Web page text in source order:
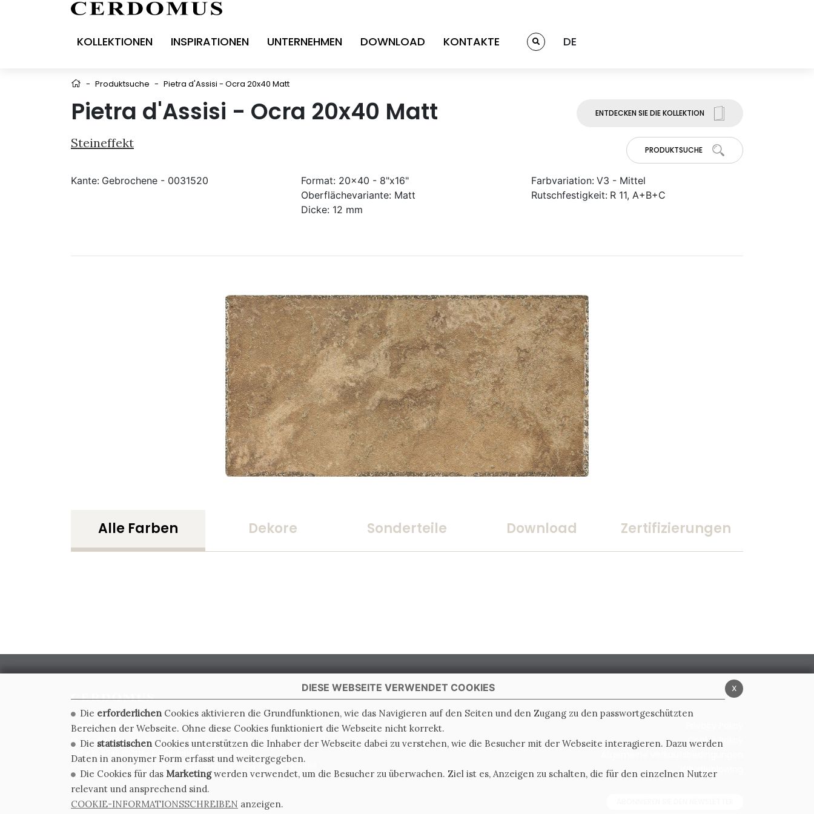
KOLLEKTIONEN INSPIRATIONEN UNTERNEHMEN DOWNLOAD KONTAKTE DE
- Produktsuche - Pietra d'Assisi - Ocra 20x40 Matt
Pietra d'Assisi - Ocra 20x40 Matt
Steineffekt
ENTDECKEN SIE DIE KOLLEKTION
PRODUKTSUCHE
Kante: Gebrochene - 0031520 Format: 20x40 - 8"x16"
Oberflächevariante: Matt
Dicke: 12 mm
Farbvariation: V3 - Mittel
Rutschfestigkeit: R 11, A+B+C
Alle Farben Dekore Sonderteile Download Zertifizierungen
CERDOMUS S.R.L.
Via Emilia Ponente, 1000 - 48014 Castel Bolognese (RA) Italy
Tel. +39.0546.652111 - Email: info@cerdomus.com
Codice Fiscale e numero iscrizione al registro imprese di Ravenna
02620780391 - REA RA 217992 - Capitale Sociale Euro 20.000.000 i.v.
Cookie Policy
Whistleblowing
x
DIESE WEBSEITE VERWENDET COOKIES
Die erforderlichen Cookies aktivieren die Grundfunktionen, wie das Navigieren auf den Seiten und den Zugang zu den passwortgeschützten
Bereichen der Webseite. Ohne diese Cookies funktioniert die Webseite nicht korrekt.
Die statistischen Cookies unterstützen die Inhaber der Webseite dabei zu verstehen, wie die Besucher mit der Webseite interagieren. Dazu werden
Daten in anonymer Form erfasst und weitergegeben.
Die Cookies für das Marketingwerden verwendet, um die Besucher zu überwachen. Ziel ist es, Anzeigen zu schalten, die für den einzelnen Nutzer
relevant und ansprechend sind.
COOKIE-INFORMATIONSSCHREIBEN anzeigen.